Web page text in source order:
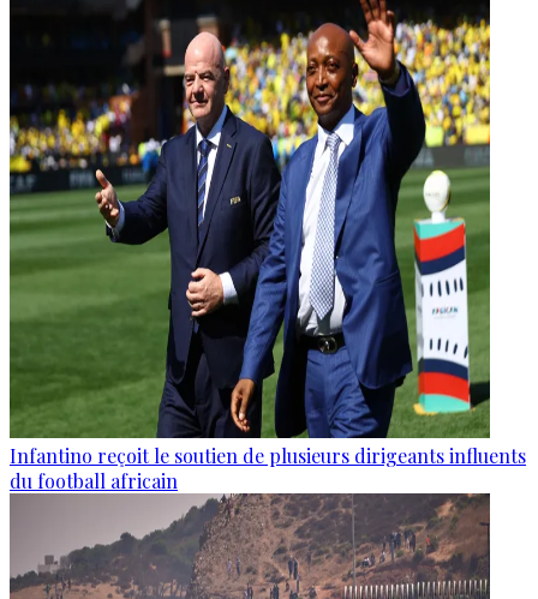
Infantino reçoit le soutien de plusieurs dirigeants influents
du football africain